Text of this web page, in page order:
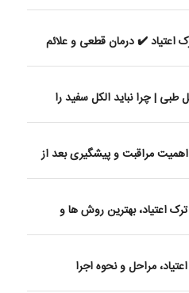
اعتیاد ✔️ درمان قطعی و علائم
| چرا نباید الکل سفید را
اهمیت مراقبت و پیشگیری بعد از
اعتیاد، بهترین روش ها و
مراحل و نحوه اجرا